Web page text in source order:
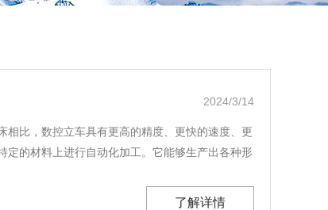
2024/3/14
比，数控立车具有更高的精度、更快的速度、更
定的材料上进行自动化加工。它能够生产出各种形
了解详情